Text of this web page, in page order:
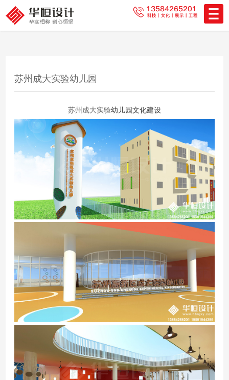
苏州成大实验幼儿园
苏州成大实验幼儿园文化建设